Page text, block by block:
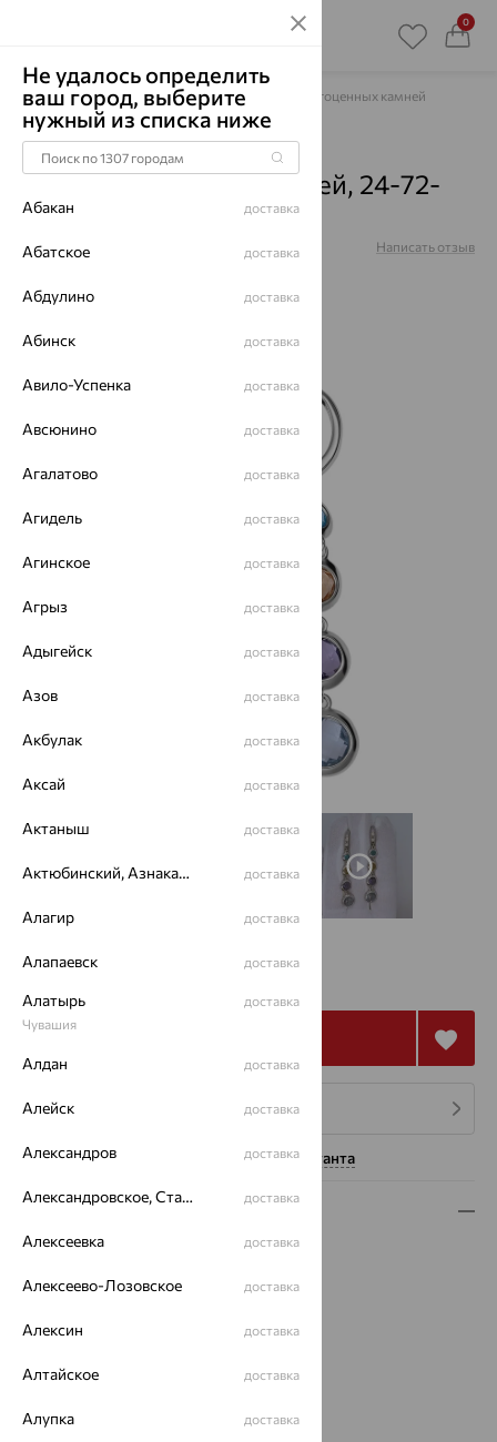
0
Главная Каталог Серьги Микс полудрагоценных камней
Серьги, серебро, микс
полудрагоценных камней, 24-72-
00032-210
Артикул: Написать отзыв
8 722
4 платежа по 2 181₽
Нужна помощь консультанта
Описание
Вид изделия:
Вес:
Проба:925
Вставка:Микс полудрагоценных камней
Цвет вставки:
Не удалось определить
ваш город, выберите
нужный из списка ниже
Абакан доставка
Абатское доставка
Абдулино доставка
Абинск доставка
Авило-Успенка доставка
Авсюнино доставка
Агалатово доставка
Агидель доставка
Агинское доставка
Агрыз доставка
Адыгейск доставка
Азов доставка
Акбулак доставка
Аксай доставка
Актаныш доставка
Актюбинский, Азнакаевский район доставка
Алагир доставка
Алапаевск доставка
Алатырь
Чувашия
доставка
Алдан доставка
Алейск доставка
Александров доставка
Александровское, Ставропольский край доставка
Алексеевка доставка
Алексеево-Лозовское доставка
Алексин доставка
Алтайское доставка
Алупка доставка